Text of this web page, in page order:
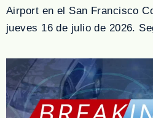
Airport en el San Francisco
jueves 16 de julio de 2026.